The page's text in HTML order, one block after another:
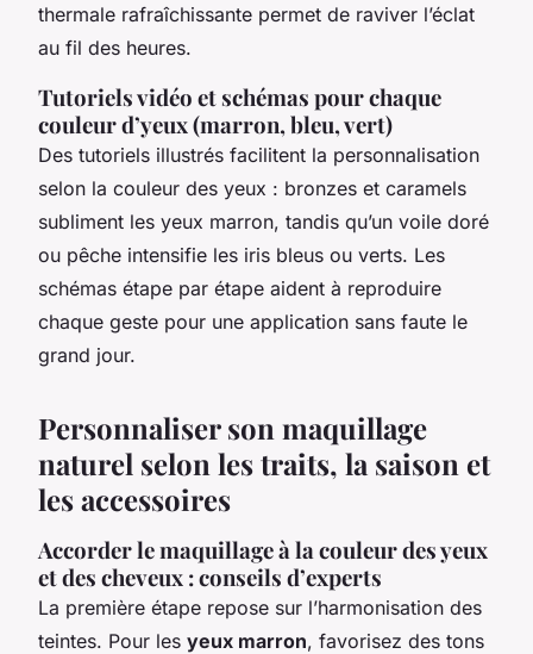
thermale rafraîchissante permet de raviver l’éclat
au fil des heures.
Tutoriels vidéo et schémas pour chaque
couleur d’yeux (marron, bleu, vert)
Des tutoriels illustrés facilitent la personnalisation
selon la couleur des yeux : bronzes et caramels
subliment les yeux marron, tandis qu’un voile doré
ou pêche intensifie les iris bleus ou verts. Les
schémas étape par étape aident à reproduire
chaque geste pour une application sans faute le
grand jour.
Personnaliser son maquillage
naturel selon les traits, la saison et
les accessoires
Accorder le maquillage à la couleur des yeux
et des cheveux : conseils d’experts
La première étape repose sur l’harmonisation des
teintes. Pour les yeux marron, favorisez des tons